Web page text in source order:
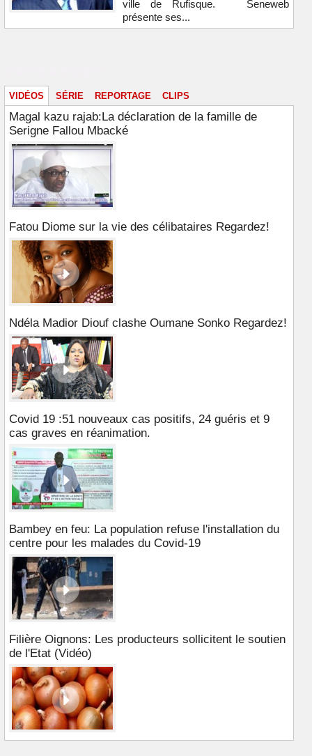
ville de Rufisque. Seneweb
présente ses...
VIDÉOS SÉRIE REPORTAGE CLIPS
Magal kazu rajab:La déclaration de la famille de
Serigne Fallou Mbacké
Fatou Diome sur la vie des célibataires Regardez!
Ndéla Madior Diouf clashe Oumane Sonko Regardez!
Covid 19 :51 nouveaux cas positifs, 24 guéris et 9
cas graves en réanimation.
Bambey en feu: La population refuse l'installation du
centre pour les malades du Covid-19
Filière Oignons: Les producteurs sollicitent le soutien
de l'Etat (Vidéo)